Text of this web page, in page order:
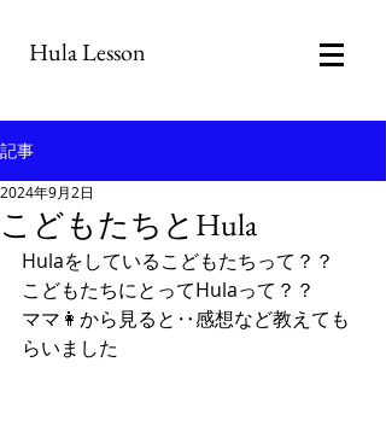
Hula Lesson
記事
こどもたちとHula
2024年9月2日
Hulaをしているこどもたちって？？
こどもたちにとってHulaって？？
ママ👩から見ると‥感想など教えても
らいました